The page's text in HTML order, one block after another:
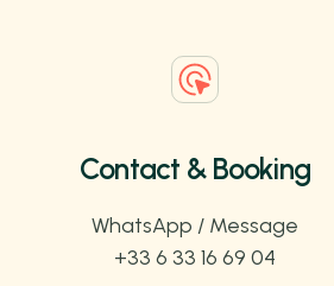
Contact & Booking
WhatsApp / Message
+33 6 33 16 69 04